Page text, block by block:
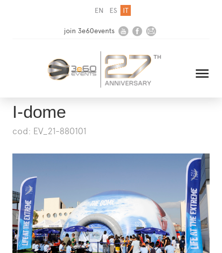
EN ES IT
join 3e60events
HOME
AZIENDA
MEDIA
NEWSLETTER
CONTATTI
L'ESPERTO RISPONDE
I-dome
cod: EV_21-880101